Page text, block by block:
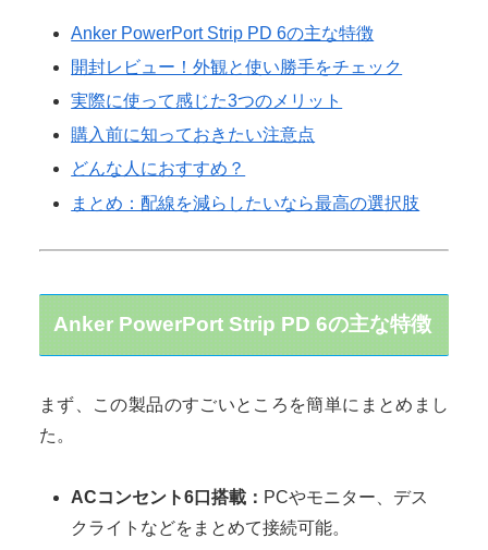
Anker PowerPort Strip PD 6の主な特徴
開封レビュー！外観と使い勝手をチェック
実際に使って感じた3つのメリット
購入前に知っておきたい注意点
どんな人におすすめ？
まとめ：配線を減らしたいなら最高の選択肢
Anker PowerPort Strip PD 6の主な特徴
まず、この製品のすごいところを簡単にまとめまし
た。
ACコンセント6口搭載： PCやモニター、デス
クライトなどをまとめて接続可能。